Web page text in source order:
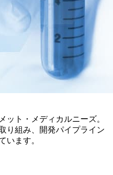
ット・メディカルニーズ。
り組み、開発パイプライン
います。